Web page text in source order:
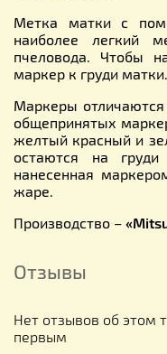
Метка матки с
наиболее легкий
пчеловода. Чтобы
маркер к груди
Маркеры отличаются
общепринятых
желтый красный и
остаются на
нанесенная
жаре.
Производство –
Отзывы
Нет отзывов об этом
первым